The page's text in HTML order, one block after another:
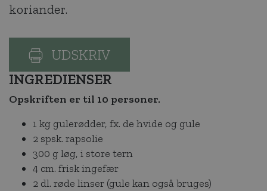
koriander.
UDSKRIV
INGREDIENSER
Opskriften er til 10 personer.
1 kg gulerødder, fx. de hvide og gule
2 spsk. rapsolie
300 g løg, i store tern
4 cm. frisk ingefær
2 dl. røde linser (gule kan også bruges)